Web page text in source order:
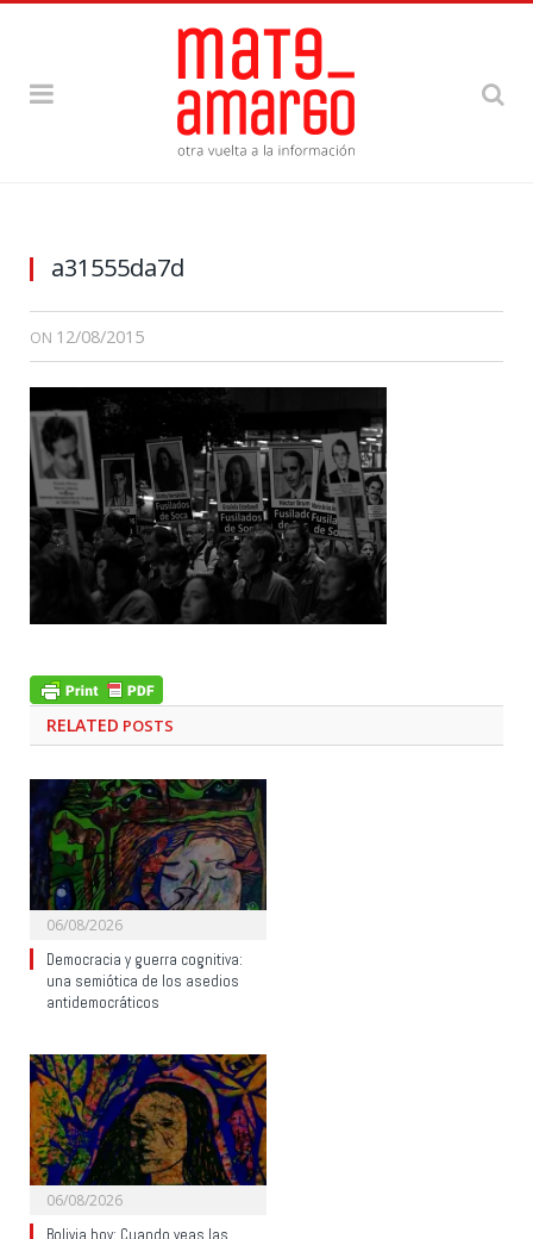
a31555da7d
ON 12/08/2015
RELATED POSTS
06/08/2026
Democracia y guerra cognitiva:
una semiótica de los asedios
antidemocráticos
06/08/2026
Bolivia hoy: Cuando veas las